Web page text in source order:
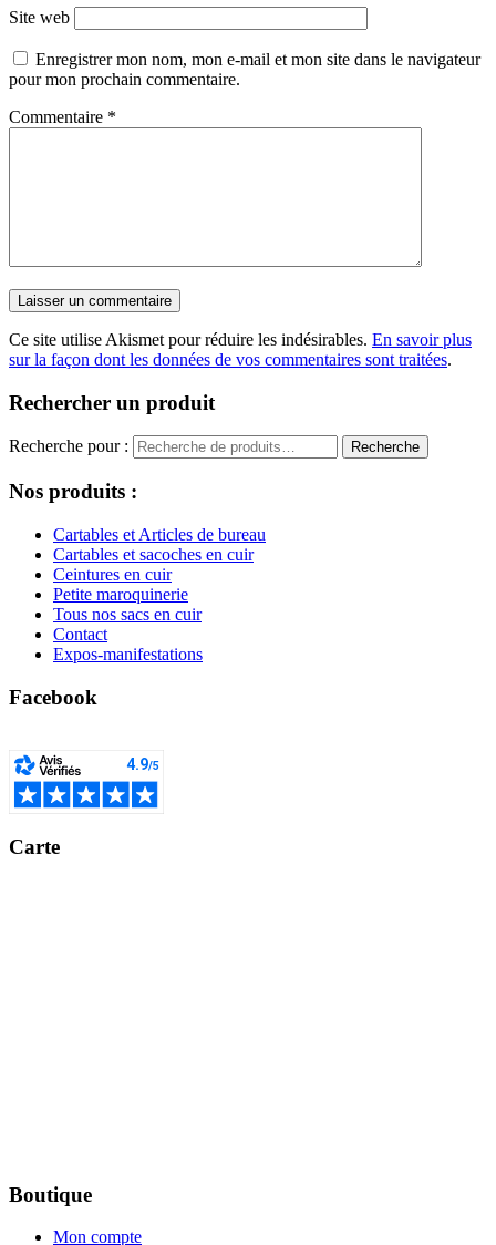
Site web
Enregistrer mon nom, mon e-mail et mon site dans le navigateur
pour mon prochain commentaire.
Commentaire *
Ce site utilise Akismet pour réduire les indésirables. En savoir plus
sur la façon dont les données de vos commentaires sont traitées.
Rechercher un produit
Recherche pour : Recherche
Nos produits :
Cartables et Articles de bureau
Cartables et sacoches en cuir
Ceintures en cuir
Petite maroquinerie
Tous nos sacs en cuir
Contact
Expos-manifestations
Facebook
Carte
Boutique
Mon compte